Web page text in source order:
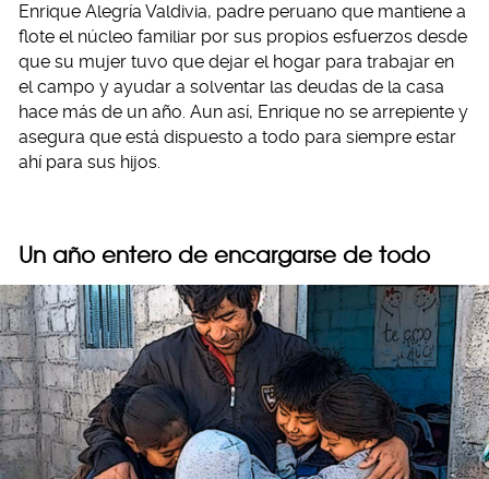
Enrique Alegría Valdivia, padre peruano que mantiene a
flote el núcleo familiar por sus propios esfuerzos desde
que su mujer tuvo que dejar el hogar para trabajar en
el campo y ayudar a solventar las deudas de la casa
hace más de un año. Aun así, Enrique no se arrepiente y
asegura que está dispuesto a todo para siempre estar
ahí para sus hijos.
Un año entero de encargarse de todo